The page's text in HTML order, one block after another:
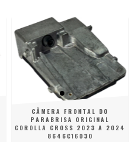
CÂMERA FRONTAL DO
PARABRISA ORIGINAL
COROLLA CROSS 2023 A 2024
8646C16030